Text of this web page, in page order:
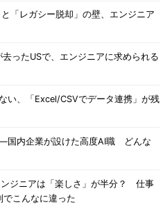
「レガシー脱却」の壁、エンジニア
去ったUSで、エンジニアに求められる
い、「Excel/CSVでデータ連携」が残
国内企業が設けた高度AI職 どんな
ンジニアは「楽しさ」が半分？ 仕事
でこんなに違った